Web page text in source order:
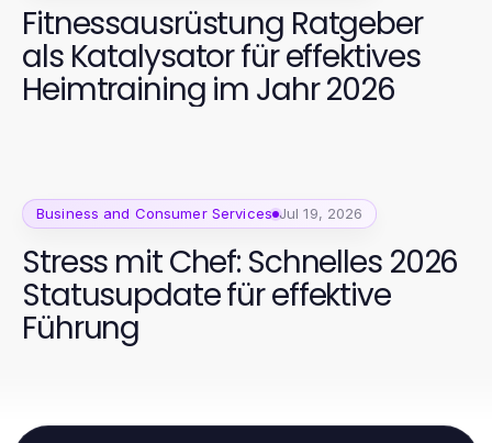
Fitnessausrüstung Ratgeber
als Katalysator für effektives
Heimtraining im Jahr 2026
Business and Consumer Services Jul 19, 2026
Stress mit Chef: Schnelles 2026
Statusupdate für effektive
Führung